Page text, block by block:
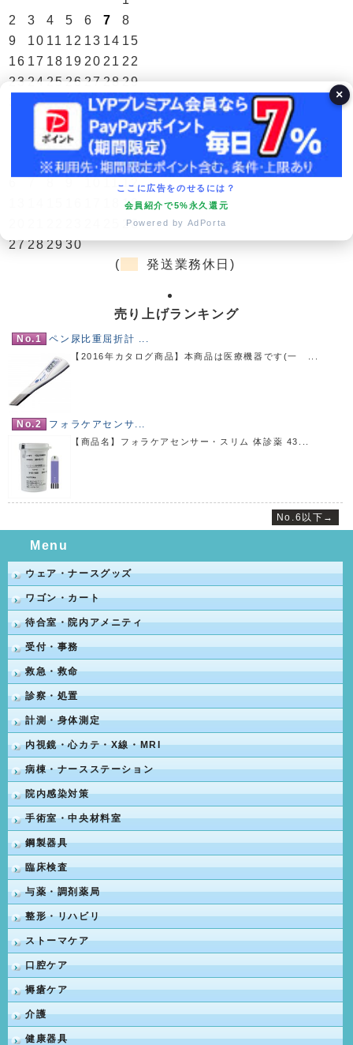
2
3 4 5 6 7
8
9
10 11 12 13 14 15
16 17 18 19 20 21 22
23 24 25 26 27 28 29
31
翌月(2026年9月)
火 水 木 金 土
1
2 3 4
5
11 12
19
26
27282930
(
発送業務休日)
売り上げランキング
No.1 ペン尿比重屈折計 ...
【2016年カタログ商品】本商品は医療機器です(一 ...
No.2 フォラケアセンサ...
【商品名】フォラケアセンサー・スリム 体診薬 43...
No.6以下→
Menu
ウェア・ナースグッズ
ワゴン・カート
待合室・院内アメニティ
受付・事務
救急・救命
診察・処置
計測・身体測定
内視鏡・心カテ・X線・MRI
病棟・ナースステーション
院内感染対策
手術室・中央材料室
鋼製器具
臨床検査
与薬・調剤薬局
整形・リハビリ
ストーマケア
口腔ケア
褥瘡ケア
介護
健康器具
ここに広告をのせるには？
会員紹介で5%永久還元
Powered by AdPorta
×